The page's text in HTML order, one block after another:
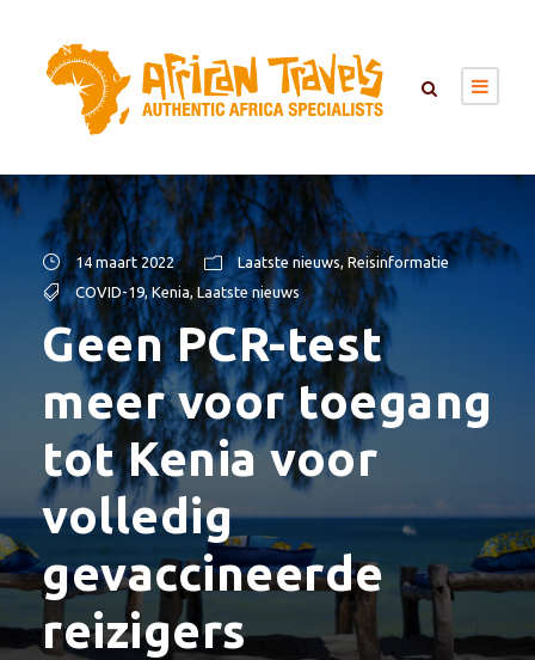
14 maart 2022 Laatste nieuws Reisinformatie
COVID-19, Kenia, Laatste nieuws
Geen PCR-test
meer voor toegang
tot Kenia voor
volledig
gevaccineerde
reizigers